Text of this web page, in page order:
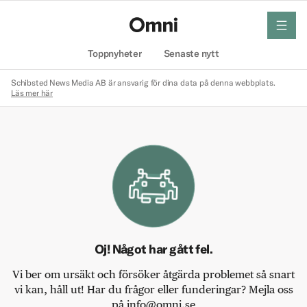
Toppnyheter Senaste nytt
meny
Schibsted News Media AB är ansvarig för dina data på denna webbplats.
Läs mer här
Oj! Något har gått fel.
Vi ber om ursäkt och försöker åtgärda problemet så snart
vi kan, håll ut! Har du frågor eller funderingar? Mejla oss